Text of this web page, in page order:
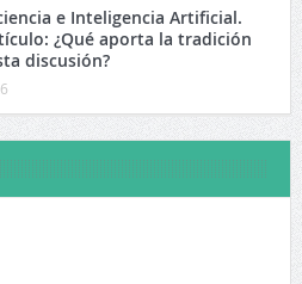
e Inteligencia Artificial.
¿Qué aporta la tradición
discusión?